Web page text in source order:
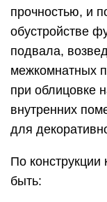
прочностью, и
обустройстве
подвала,
межкомнатных
при облицовке
внутренних
для
По конструкции
быть: